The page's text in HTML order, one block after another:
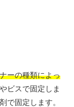
ーの種類によっ
ビスで固定しま
で固定します。